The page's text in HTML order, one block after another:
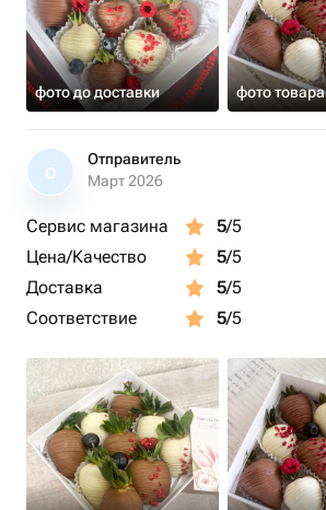
фото до доставки фото товара
О
Отправитель
Март 2026
Сервис магазина 5/5
Цена/Качество
5/5
Доставка
5/5
Соответствие
5/5